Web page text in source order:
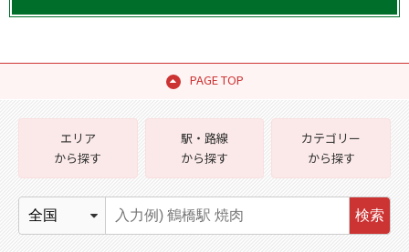
PAGE TOP
エリア
から探す
駅・路線
から探す
カテゴリー
から探す
検索